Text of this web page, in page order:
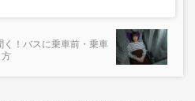
く！バスに乗車前・乗車